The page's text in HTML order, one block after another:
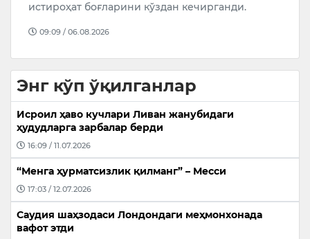
истироҳат боғларини кўздан кечирганди.
09:09 / 06.08.2026
Энг кўп ўқилганлар
Исроил ҳаво кучлари Ливан жанубидаги
ҳудудларга зарбалар берди
16:09 / 11.07.2026
“Менга ҳурматсизлик қилманг” – Месси
17:03 / 12.07.2026
Саудия шаҳзодаси Лондондаги меҳмонхонада
вафот этди